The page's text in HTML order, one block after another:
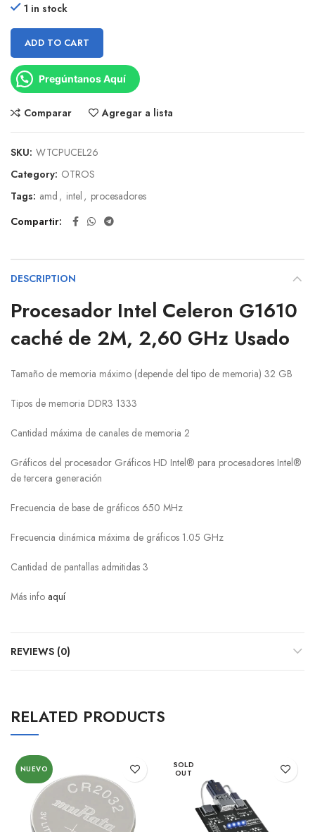
1 in stock
ADD TO CART
Pregúntanos Aquí
Comparar Agregar a lista
SKU: WTCPUCEL26
Category: OTROS
Tags: amd , intel , procesadores
Compartir
DESCRIPTION
Procesador Intel Celeron G1610
caché de 2M, 2,60 GHz Usado
Tamaño de memoria máximo (depende del tipo de memoria) 32 GB
Tipos de memoria DDR3 1333
Cantidad máxima de canales de memoria 2
Gráficos del procesador Gráficos HD Intel® para procesadores Intel®
de tercera generación
Frecuencia de base de gráficos 650 MHz
Frecuencia dinámica máxima de gráficos 1.05 GHz
Cantidad de pantallas admitidas 3
Más info aquí
REVIEWS (0)
RELATED PRODUCTS
NUEVO
SOLD
OUT